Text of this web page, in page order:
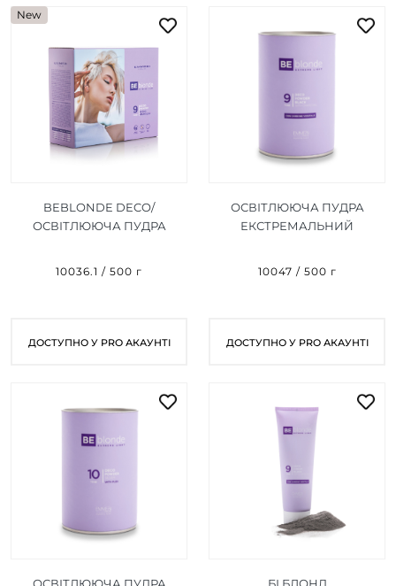
New
BEBLONDE DECO/
ОСВІТЛЮЮЧА ПУДРА
10036.1 / 500 г
ДОСТУПНО У PRO АКАУНТІ
ОСВІТЛЮЮЧА ПУДРА
ЕКСТРЕМАЛЬНИЙ
BLACK 9 500G
10047 / 500 г
ДОСТУПНО У PRO АКАУНТІ